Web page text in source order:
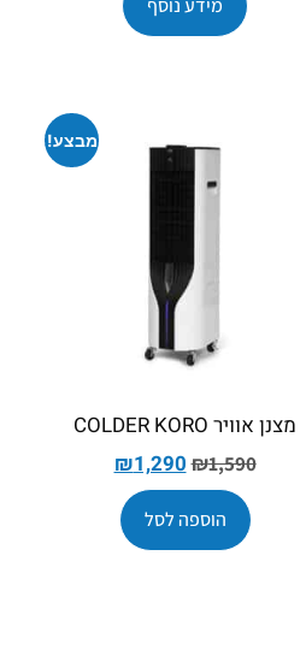
מבצע!
מצנן אוויר COLDER KORO
₪1,590
₪1,290
הוספה לסל